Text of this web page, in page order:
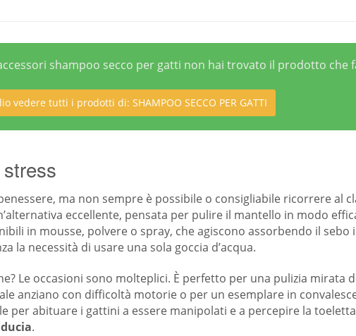
shampoo secco per gatti non hai trovato il prodotto che
vedere tutti i prodotti di: SHAMPOO SECCO PER GATTI
ma non sempre è possibile o consigliabile ricorrere al
eccellente, pensata per pulire il mantello in modo
in mousse, polvere o spray, che agiscono assorbendo il sebo
la necessità di usare una sola goccia d’acqua.
Le occasioni sono molteplici. È perfetto per una pulizia mirata
anziano con difficoltà motorie o per un esemplare in
per abituare i gattini a essere manipolati e a percepire la
.